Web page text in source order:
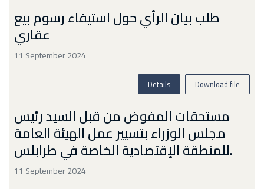
طلب بيان الرأي حول استيفاء رسوم بيع
عقاري
11 September 2024
Details Download file
مستحقات المفوض من قبل السيد رئيس
مجلس الوزراء بتسيير عمل الهيئة العامة
للمنطقة الإقتصادية الخاصة في طرابلس.
11 September 2024